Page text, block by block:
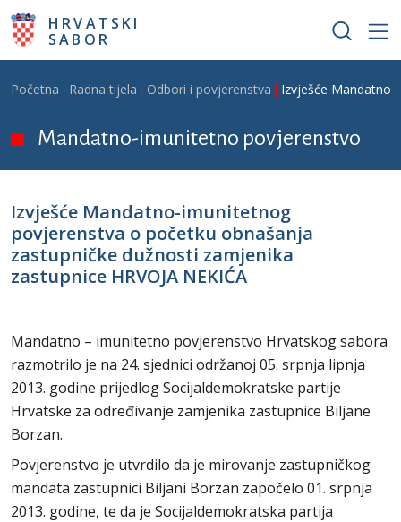
Skoči na glavni sadržaj
HRVATSKI
SABOR
Breadcrumb
Početna Radna tijela Odbori i povjerenstva Izvješće Mandatno-
Mandatno-imunitetno povjerenstvo
Izvješće Mandatno-imunitetnog
povjerenstva o početku obnašanja
zastupničke dužnosti zamjenika
zastupnice HRVOJA NEKIĆA
Mandatno – imunitetno povjerenstvo Hrvatskog sabora
razmotrilo je na 24. sjednici održanoj 05. srpnja lipnja
2013. godine prijedlog Socijaldemokratske partije
Hrvatske za određivanje zamjenika zastupnice Biljane
Borzan.
Povjerenstvo je utvrdilo da je mirovanje zastupničkog
mandata zastupnici Biljani Borzan započelo 01. srpnja
2013. godine, te da je Socijaldemokratska partija